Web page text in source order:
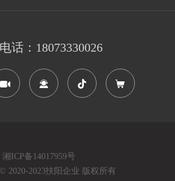
话：18073330026
湘ICP备14017959号
2020-2023扶阳企业 版权所有